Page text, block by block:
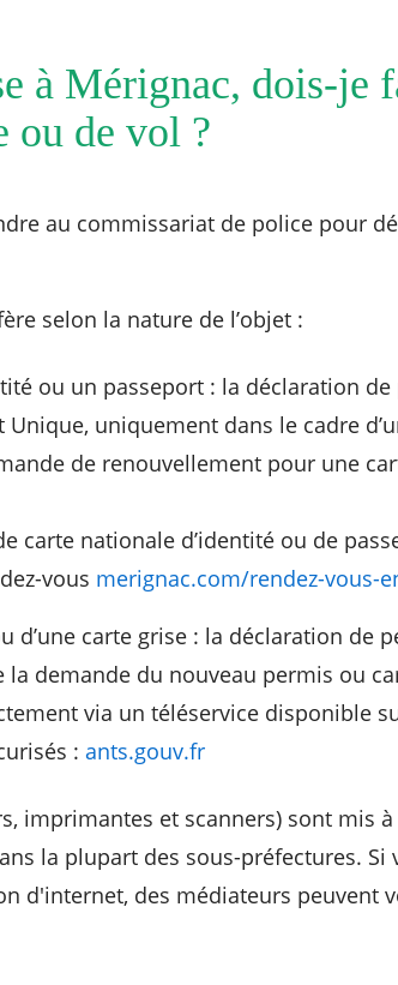
à Mérignac, dois-je
ou de vol ?
au commissariat de police pour
selon la nature de l’objet :
ou un passeport : la déclaration de
uniquement dans le cadre
de renouvellement pour une
carte nationale d’identité ou de
vous merignac.com/rendez-vous-
d’une carte grise : la déclaration de
demande du nouveau permis ou
via un téléservice disponible
: ants.gouv.fr
imprimantes et scanners) sont mis à
la plupart des sous-préfectures. Si
d'internet, des médiateurs peuvent